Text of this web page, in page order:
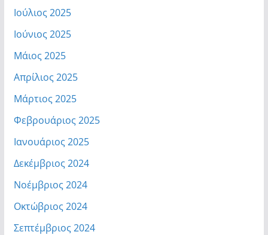
Ιούλιος 2025
Ιούνιος 2025
Μάιος 2025
Απρίλιος 2025
Μάρτιος 2025
Φεβρουάριος 2025
Ιανουάριος 2025
Δεκέμβριος 2024
Νοέμβριος 2024
Οκτώβριος 2024
Σεπτέμβριος 2024